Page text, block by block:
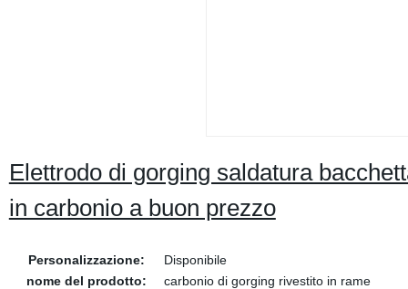
Elettrodo di gorging saldatura
in carbonio a buon prezzo
Personalizzazione:
Disponibile
nome del prodotto:
carbonio di gorging rivestito in rame